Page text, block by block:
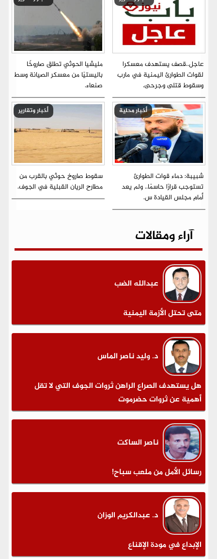
عاجل..قصف يستهدف معسكرا
لقوات الطوارئ اليمنية في مارب
وسقوط قتلى وجرحى.
مليشيا الحوثي تطلق صاروخًا
باليستيًا من معسكر الصيانة وسط
صنعاء.
أخبار محلية
شبيبة: دماء قوات الطوارئ
تستوجب قرارًا حاسمًا.. ولم يعد
أمام مجلس القيادة س.
أخبار وتقارير
سقوط صاروخ حوثي بالقرب من
مطارح الريان القبلية في الجوف.
آراء ومقالات
عبدالله الضب
متى تحتل الأزمة اليمنية
د. وليد ناصر الماس
هل يستهدف الصراع الراهن ثروات الجوف التي لا تقل
أهمية عن ثروات حضرموت
ناصر الساكت
رسائل الأمل من ملعب سباح!
د. عبدالكريم الوزان
الإبداع في مودة الإقناع